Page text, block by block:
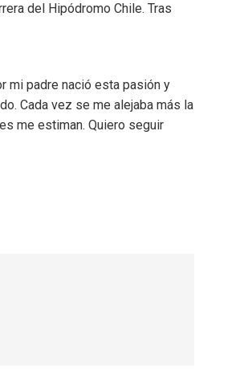
del Hipódromo Chile. Tras
mi padre nació esta pasión y
Cada vez se me alejaba más la
me estiman. Quiero seguir